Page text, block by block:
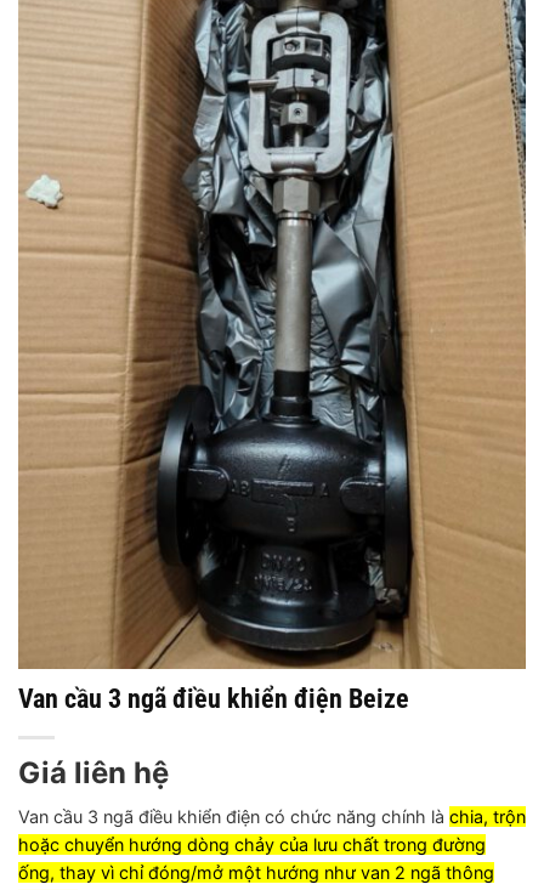
Van cầu 3 ngã điều khiển điện Beize
Giá liên hệ
Van cầu 3 ngã điều khiển điện có chức năng chính là chia, trộn
hoặc chuyển hướng dòng chảy của lưu chất trong đường
ống, thay vì chỉ đóng/mở một hướng như van 2 ngã thông